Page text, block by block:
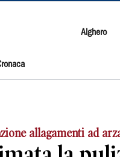
Alghero
allagamenti ad